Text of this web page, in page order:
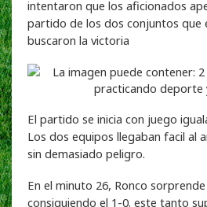
intentaron que los aficionados
partido de los dos conjuntos
buscaron la victoria
El partido se inicia con juego
Los dos equipos llegaban facil al
sin demasiado peligro.
En el minuto 26, Ronco
consiguiendo el 1-0. este tanto